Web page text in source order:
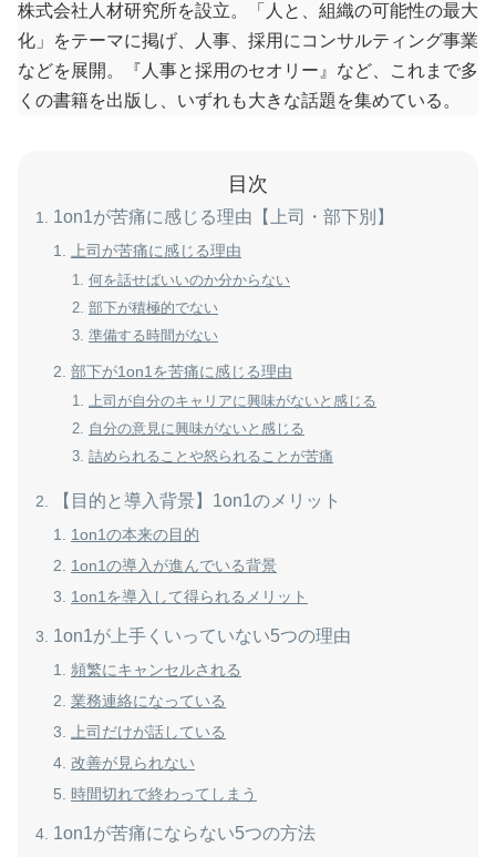
株式会社人材研究所を設立。「人と、組織の可能性の最大
化」をテーマに掲げ、人事、採用にコンサルティング事業
などを展開。『人事と採用のセオリー』など、これまで多
くの書籍を出版し、いずれも大きな話題を集めている。
目次
1on1が苦痛に感じる理由【上司・部下別】
上司が苦痛に感じる理由
何を話せばいいのか分からない
部下が積極的でない
準備する時間がない
部下が1on1を苦痛に感じる理由
上司が自分のキャリアに興味がないと感じる
自分の意見に興味がないと感じる
詰められることや怒られることが苦痛
【目的と導入背景】1on1のメリット
1on1の本来の目的
1on1の導入が進んでいる背景
1on1を導入して得られるメリット
1on1が上手くいっていない5つの理由
頻繁にキャンセルされる
業務連絡になっている
上司だけが話している
改善が見られない
時間切れで終わってしまう
1on1が苦痛にならない5つの方法